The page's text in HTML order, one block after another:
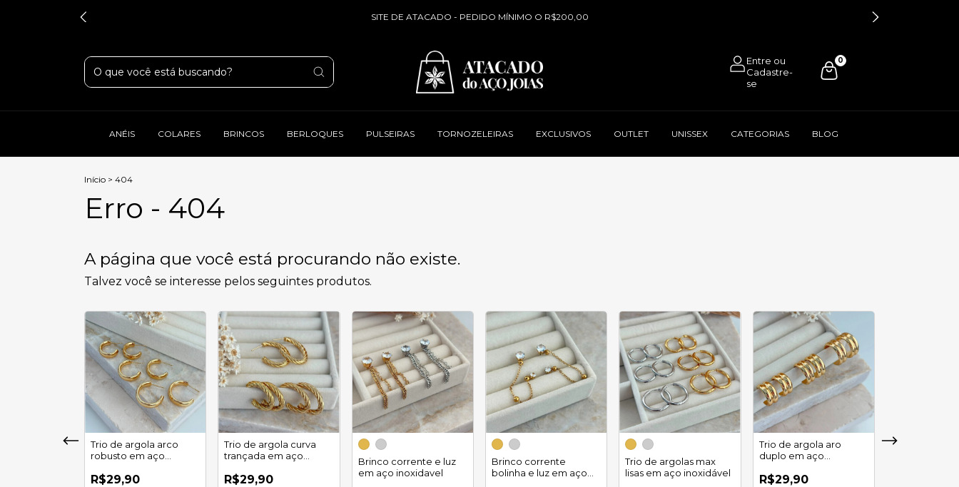
SITE DE ATACADO - PEDIDO MÍNIMO O R$200,00
0
ANÉIS COLARES BRINCOS BERLOQUES PULSEIRAS TORNOZELEIRAS EXCLUSIVOS OUTLET UNISSEX CATEGORIAS BLOG
Início > 404
Erro - 404
A página que você está procurando não existe.
Talvez você se interesse pelos seguintes produtos.
Trio de argola arco
robusto em aço
R$29,90
Trio de argola curva
trançada em aço
R$29,90
Brinco corrente e luz
em aço inoxidavel
Brinco corrente
bolinha e luz em aço
Trio de argolas max
lisas em aço inoxidável
Trio de argola aro
duplo em aço
R$29,90